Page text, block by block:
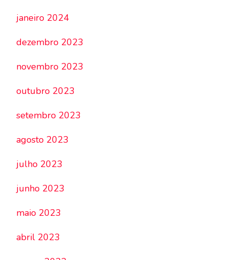
janeiro 2024
dezembro 2023
novembro 2023
outubro 2023
setembro 2023
agosto 2023
julho 2023
junho 2023
maio 2023
abril 2023